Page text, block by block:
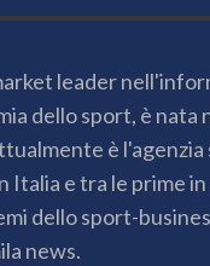
leader
dello sport, è nata
è l'agenzia
Italia e tra le prime
dello sport-
news.